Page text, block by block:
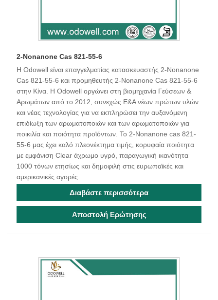
2-Nonanone Cas 821-55-6
Η Odowell είναι επαγγελματίας κατασκευαστής 2-Nonanone
Cas 821-55-6 και προμηθευτής 2-Nonanone Cas 821-55-6
στην Κίνα. Η Odowell οργώνει στη βιομηχανία Γεύσεων &
Αρωμάτων από το 2012, συνεχώς Ε&Α νέων πρώτων υλών
και νέας τεχνολογίας για να εκπληρώσει την αυξανόμενη
επιδίωξη των αρωματοποιών και των αρωματοποιών για
ποικιλία και ποιότητα προϊόντων. Το 2-Nonanone cas 821-
55-6 μας έχει καλό πλεονέκτημα τιμής, κορυφαία ποιότητα
με εμφάνιση Clear άχρωμο υγρό, παραγωγική ικανότητα
1000 τόνων ετησίως και δημοφιλή στις ευρωπαϊκές και
αμερικανικές αγορές.
Διαβάστε περισσότερα
Αποστολή Ερώτησης